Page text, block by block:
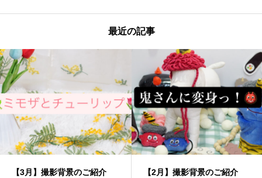
最近の記事
【3月】撮影背景のご紹介 【2月】撮影背景のご紹介